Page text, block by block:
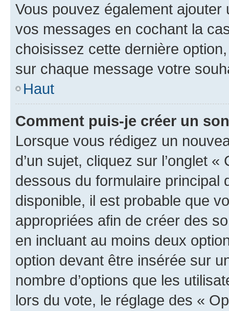
Vous pouvez également
vos messages en cochant la
choisissez cette dernière
sur chaque message votre
Haut
Comment puis-je créer un
Lorsque vous rédigez un
d’un sujet, cliquez sur l’onglet
dessous du formulaire principal
disponible, il est probable que
appropriées afin de créer des
en incluant au moins deux
option devant être insérée sur
nombre d’options que les
lors du vote, le réglage des «